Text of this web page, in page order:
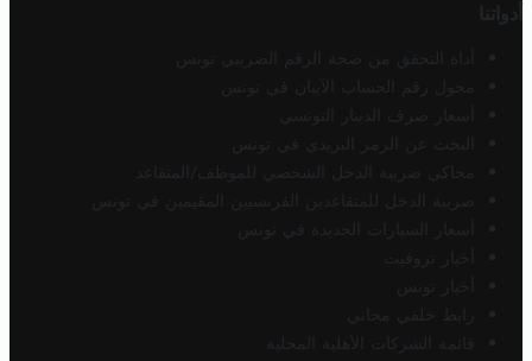
أدواتنا
أداة التحقق من صحة الرقم الضريبي تونس
محول رقم الحساب الآيبان في تونس
أسعار صرف الدينار التونسي
البحث عن الرمز البريدي في تونس
محاكي ضريبة الدخل الشخصي للموظف/المتقاعد
ضريبة الدخل للمتقاعدين الفرنسيين المقيمين في تونس
أسعار السيارات الجديدة في تونس
أخبار تروفيت
أخبار تونس
رابط خلفي مجاني
قائمة الشركات الأهلية المحلية